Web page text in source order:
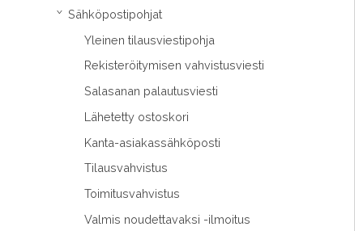
› Sähköpostipohjat
Yleinen tilausviestipohja
Rekisteröitymisen vahvistusviesti
Salasanan palautusviesti
Lähetetty ostoskori
Kanta-asiakassähköposti
Tilausvahvistus
Toimitusvahvistus
Valmis noudettavaksi -ilmoitus